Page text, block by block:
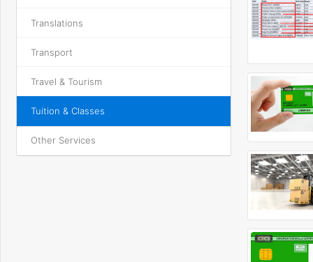
Translations
Transport
Travel & Tourism
Tuition & Classes
Other Services